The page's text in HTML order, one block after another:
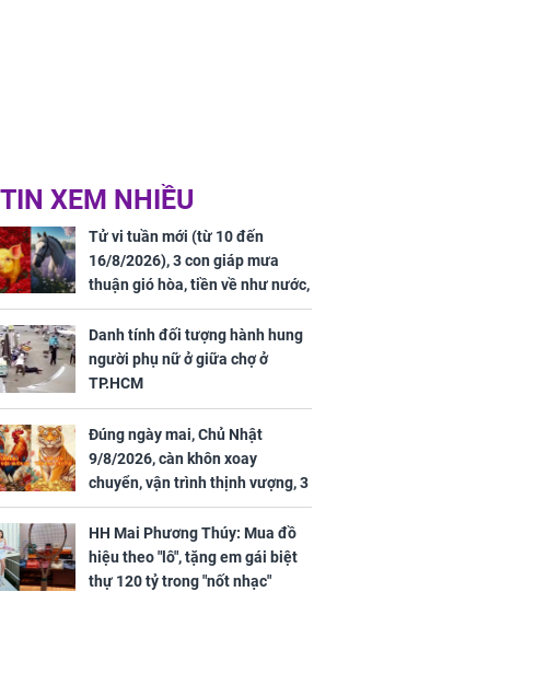
TIN XEM NHIỀU
Tử vi tuần mới (từ 10 đến
16/8/2026), 3 con giáp mưa
thuận gió hòa, tiền về như nước,
bạc vàng dư dả, Phú Quý Vinh
Hoa, vận trình khai sáng
Danh tính đối tượng hành hung
người phụ nữ ở giữa chợ ở
TP.HCM
Đúng ngày mai, Chủ Nhật
9/8/2026, càn khôn xoay
chuyển, vận trình thịnh vượng, 3
con giáp nhận phúc khí nhà trời,
tình tiền đỏ như son, vận may
hanh thông
HH Mai Phương Thúy: Mua đồ
hiệu theo "lô", tặng em gái biệt
thự 120 tỷ trong "nốt nhạc"